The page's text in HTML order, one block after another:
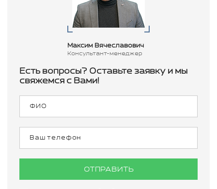
Максим Вячеславович
Консультант-менеджер
Есть вопросы? Оставьте заявку и мы
свяжемся с Вами!
ОТПРАВИТЬ